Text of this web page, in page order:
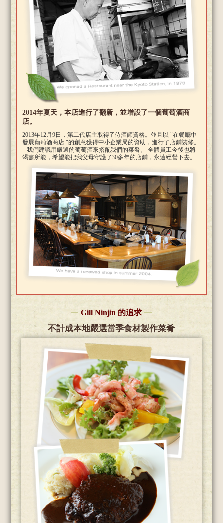
2014年夏天，本店進行了翻新，並增設了一個葡萄酒商
店。
2013年12月9日，第二代店主取得了侍酒師資格。並且以 "在餐廳中
發展葡萄酒商店 "的創意獲得中小企業局的資助，進行了店鋪裝修。
我們建議用嚴選的葡萄酒來搭配我們的菜肴。 全體員工今後也將
竭盡所能，希望能把我父母守護了30多年的店鋪，永遠經營下去。
Gill Ninjin 的追求
不計成本地嚴選當季食材製作菜肴